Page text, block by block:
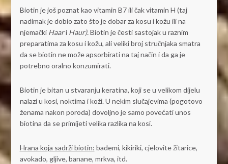
Biotin je još poznat kao vitamin B7 ili čak vitamin H (taj
nadimak je dobio zato što je dobar za kosu i kožu ili na
njemački Haari Haur).Biotin je česti sastojak u raznim
preparatima za kosu i kožu, ali veliki broj stručnjaka smatra
da se biotin ne može apsorbirati na taj način i da ga je
potrebno oralno konzumirati.
Biotin je bitan u stvaranju keratina, koji se u velikom dijelu
nalazi u kosi, noktima i koži. U nekim slučajevima (pogotovo
ženama nakon poroda) dovoljno je samo povećati unos
biotina da se primijeti velika razlika na kosi.
Hrana koja sadrži biotin: bademi, kikiriki, cjelovite žitarice,
avokado, gljive, banane, mrkva, itd.